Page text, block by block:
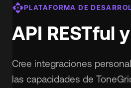
apiPLATAFORMA DE
API RESTful
Cree integraciones
las capacidades de